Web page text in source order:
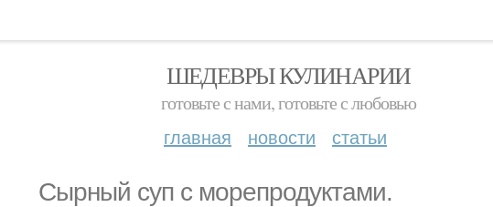
ШЕДЕВРЫ КУЛИНАРИИ
готовьте с нами, готовьте с любовью
главная новости статьи
Сырный суп с морепродуктами.